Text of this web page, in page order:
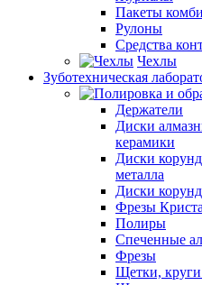
Пакеты
Рулоны
Средства
Чехлы
Зуботехническая
Держатели
Диски
керамики
Диски
металла
Диски
Фрезы
Полиры
Спеченные
Фрезы
Щетки,